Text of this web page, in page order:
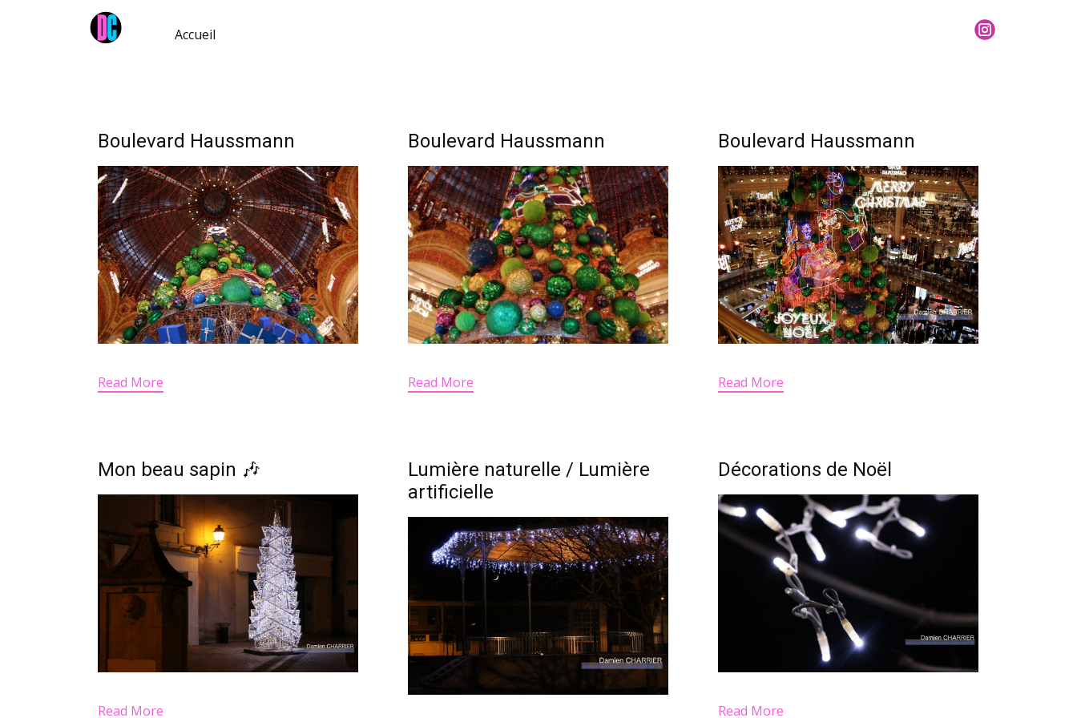
Accueil
Boulevard Haussmann
Read More
Boulevard Haussmann
Read More
Boulevard Haussmann
Read More
Mon beau sapin 🎶
Read More
Lumière naturelle / Lumière
artificielle
Décorations de Noël
Read More